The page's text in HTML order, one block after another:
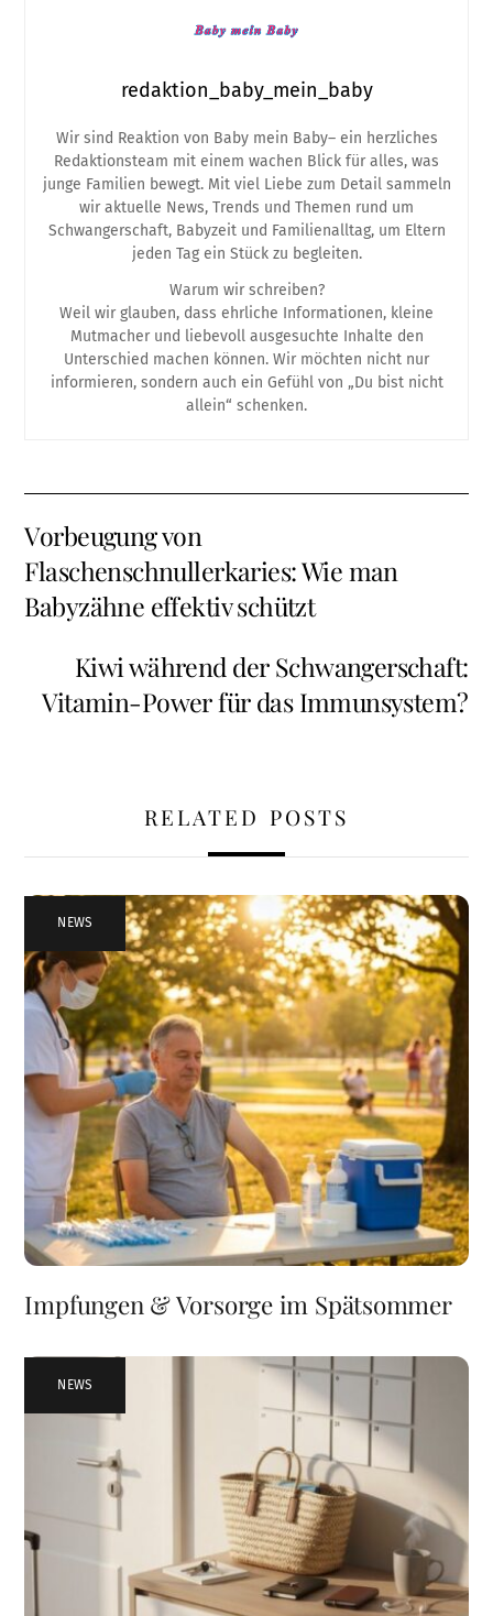
redaktion_baby_mein_baby
Wir sind Reaktion von Baby mein Baby– ein herzliches
Redaktionsteam mit einem wachen Blick für alles, was
junge Familien bewegt. Mit viel Liebe zum Detail sammeln
wir aktuelle News, Trends und Themen rund um
Schwangerschaft, Babyzeit und Familienalltag, um Eltern
jeden Tag ein Stück zu begleiten.
Warum wir schreiben?
Weil wir glauben, dass ehrliche Informationen, kleine
Mutmacher und liebevoll ausgesuchte Inhalte den
Unterschied machen können. Wir möchten nicht nur
informieren, sondern auch ein Gefühl von „Du bist nicht
allein“ schenken.
Vorbeugung von
Flaschenschnullerkaries: Wie man
Babyzähne effektiv schützt
Kiwi während der Schwangerschaft:
Vitamin-Power für das Immunsystem?
RELATED POSTS
NEWS
Impfungen & Vorsorge im Spätsommer
NEWS